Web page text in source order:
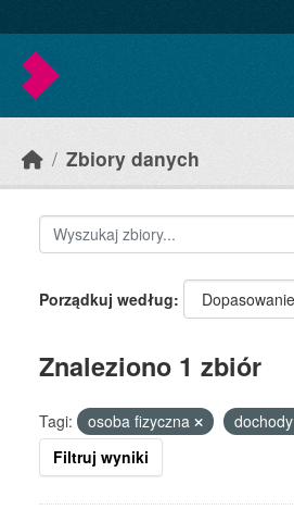
Zbiory danych
Porządkuj według
Znaleziono 1 zbiór
Tagi: osoba fizyczna
dochody
Filtruj wyniki